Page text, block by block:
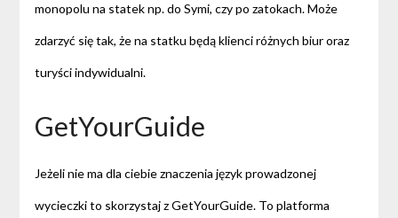
monopolu na statek np. do Symi, czy po zatokach. Może
zdarzyć się tak, że na statku będą klienci różnych biur oraz
turyści indywidualni.
GetYourGuide
Jeżeli nie ma dla ciebie znaczenia język prowadzonej
wycieczki to skorzystaj z GetYourGuide. To platforma